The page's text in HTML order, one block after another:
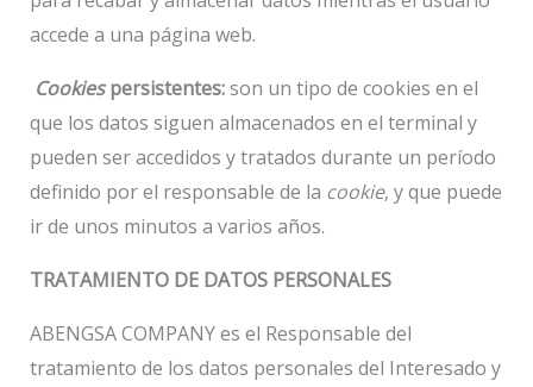
accede a una página web.
Cookiespersistentes:son un tipo de cookies en el
que los datos siguen almacenados en el terminal y
pueden ser accedidos y tratados durante un período
definido por el responsable de la cookie, y que puede
ir de unos minutos a varios años.
TRATAMIENTO DE DATOS PERSONALES
ABENGSA COMPANY es el Responsable del
tratamiento de los datos personales del Interesado y